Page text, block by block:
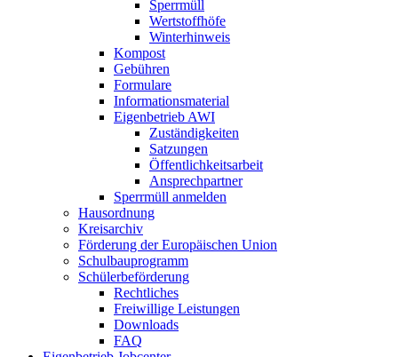
Sperrmüll
Wertstoffhöfe
Winterhinweis
Kompost
Gebühren
Formulare
Informationsmaterial
Eigenbetrieb AWI
Zuständigkeiten
Satzungen
Öffentlichkeitsarbeit
Ansprechpartner
Sperrmüll anmelden
Hausordnung
Kreisarchiv
Förderung der Europäischen Union
Schulbauprogramm
Schülerbeförderung
Rechtliches
Freiwillige Leistungen
Downloads
FAQ